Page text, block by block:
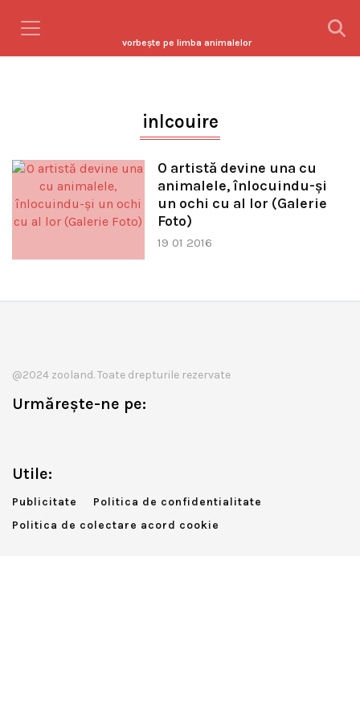
vorbeşte pe limba animalelor
inlcouire
O artistă devine una cu
animalele, înlocuindu-şi
un ochi cu al lor (Galerie
Foto)
19 01 2016
@2024 zooland. Toate drepturile rezervate
Urmărește-ne pe:
Utile:
Publicitate
Politica de confidentialitate
Politica de colectare acord cookie